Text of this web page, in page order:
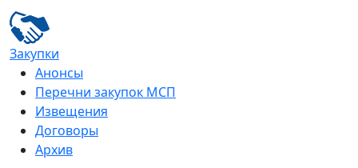
Закупки
Анонсы
Перечни закупок МСП
Извещения
Договоры
Архив